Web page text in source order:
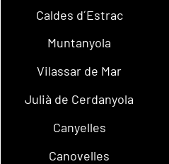
Caldes d´Estrac
Muntanyola
Vilassar de Mar
Julià de Cerdanyola
Canyelles
Canovelles